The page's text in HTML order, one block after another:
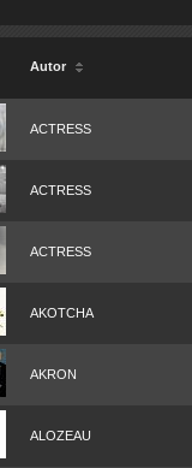
Autor
ACTRESS
ACTRESS
ACTRESS
AKOTCHA
AKRON
ALOZEAU